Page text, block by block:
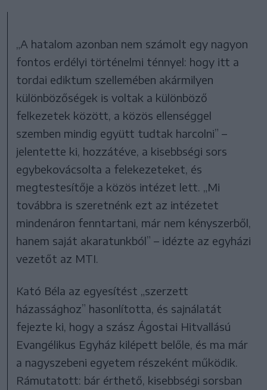
„A hatalom azonban nem számolt egy nagyon
fontos erdélyi történelmi ténnyel: hogy itt a
tordai ediktum szellemében akármilyen
különbözőségek is voltak a különböző
felkezetek között, a közös ellenséggel
szemben mindig együtt tudtak harcolni” –
jelentette ki, hozzátéve, a kisebbségi sors
egybekovácsolta a felekezeteket, és
megtestesítője a közös intézet lett. „Mi
továbbra is szeretnénk ezt az intézetet
mindenáron fenntartani, már nem kényszerből,
hanem saját akaratunkból” – idézte az egyházi
vezetőt az MTI.
Kató Béla az egyesítést „szerzett
házassághoz” hasonlította, és sajnálatát
fejezte ki, hogy a szász Ágostai Hitvallású
Evangélikus Egyház kilépett belőle, és ma már
a nagyszebeni egyetem részeként működik.
Rámutatott: bár érthető, kisebbségi sorsban